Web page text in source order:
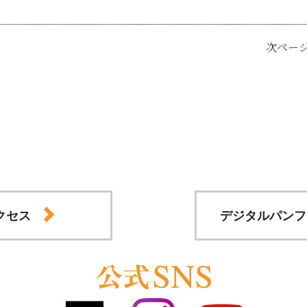
次ペー
セス デジタルパン